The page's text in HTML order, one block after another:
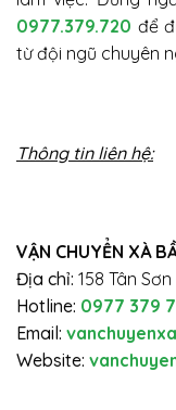
0977.379.720 để
từ đội ngũ chuyên
Thông tin liên hệ:
VẬN CHUYỂN XÀ
Địa chỉ: 158 Tân Sơn
Hotline: 0977 379
Email:
Website: